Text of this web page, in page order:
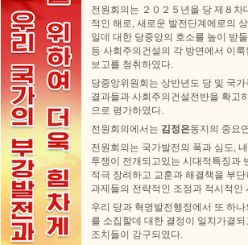
전원회의는 ２０２５년을 당 제８
적인 해로, 새로운 발전단계에로의
일데 대한 당중앙의 호소를 높이 받
등 사회주의건설의 각 방면에서 이
보고를 청취하였다.
당중앙위원회는 상반년도 당 및 국
결과들과 사회주의건설전반을 확고
으로 평가하였다.
전원회의에서는 김정은동지의 중요
전원회의는 국가발전의 폭과 심도,
투쟁이 전개되고있는 시대적특징과
적극 장려하고 교훈과 해결책을 부
과제들의 전략적인 조정과 적시적인
우리 당과 혁명발전행정에서 또 하
를 소집할데 대한 결정이 일치가결
조치들이 강구되였다.